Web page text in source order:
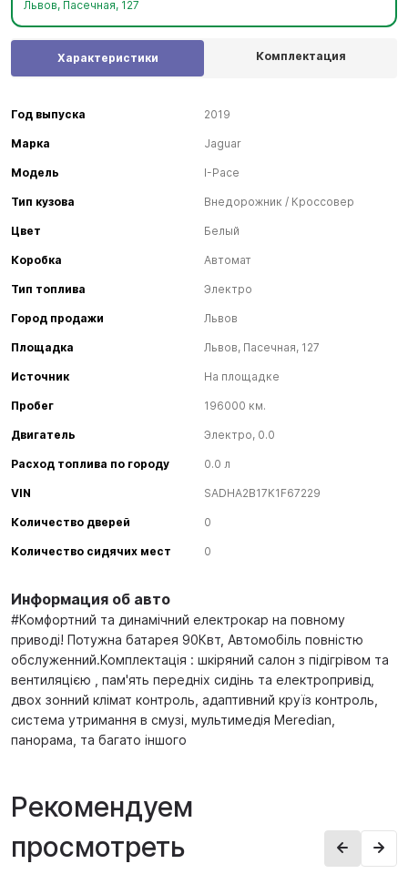
Львов, Пасечная, 127
Информация об авто
#Комфортний та динамічний електрокар на повному
приводі! Потужна батарея 90Квт, Автомобіль повністю
обслуженний.Комплектація : шкіряний салон з підігрівом та
вентиляцією , пам'ять передніх сидінь та електропривід,
двох зонний клімат контроль, адаптивний круїз контроль,
система утримання в смузі, мультимедія Meredian,
панорама, та багато іншого
Характеристики Комплектация
Год выпуска 2019
Марка Jaguar
Модель I-Pace
Тип кузова Внедорожник / Кроссовер
Цвет Белый
Коробка Автомат
Тип топлива Электро
Город продажи Львов
Площадка Львов, Пасечная, 127
Источник На площадке
Пробег 196000 км.
Двигатель Электро, 0.0
Расход топлива по городу 0.0 л
VIN SADHA2B17K1F67229
Количество дверей 0
Количество сидячих мест 0
Рекомендуем
просмотреть